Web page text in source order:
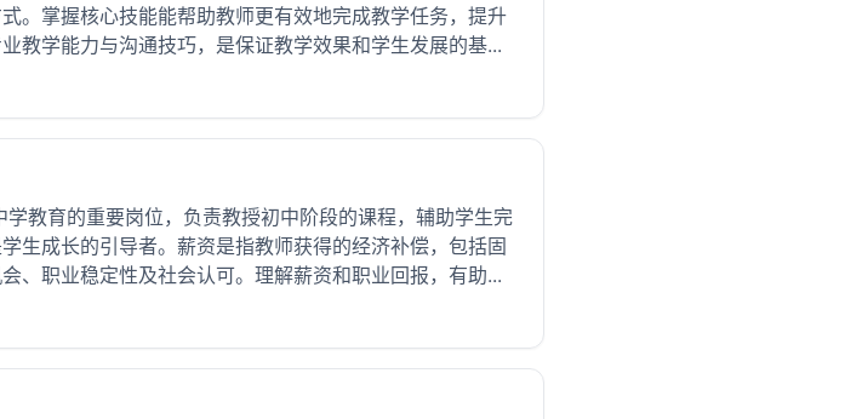
。掌握核心技能能帮助教师更有效地完成教学任务，提升
教学能力与沟通技巧，是保证教学效果和学生发展的基...
教育的重要岗位，负责教授初中阶段的课程，辅助学生完
生成长的引导者。薪资是指教师获得的经济补偿，包括固
、职业稳定性及社会认可。理解薪资和职业回报，有助...